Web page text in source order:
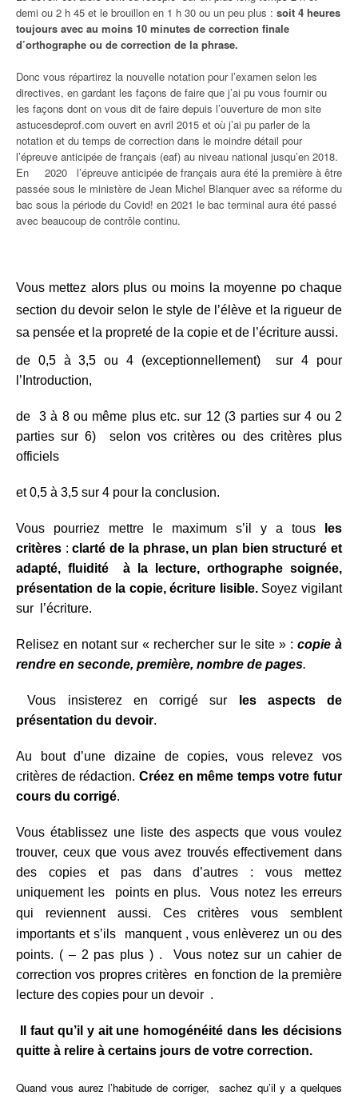
demi ou 2 h 45 et le brouillon en 1 h 30 ou un peu plus : soit 4 heures
toujours avec au moins 10 minutes de correction finale
d’orthographe ou de correction de la phrase.
Donc vous répartirez la nouvelle notation pour l’examen selon les
directives, en gardant les façons de faire que j’ai pu vous fournir ou
les façons dont on vous dit de faire depuis l’ouverture de mon site
astucesdeprof.com ouvert en avril 2015 et où j’ai pu parler de la
notation et du temps de correction dans le moindre détail pour
l’épreuve anticipée de français (eaf) au niveau national jusqu’en 2018.
En 2020 l’épreuve anticipée de français aura été la première à être
passée sous le ministère de Jean Michel Blanquer avec sa réforme du
bac sous la période du Covid! en 2021 le bac terminal aura été passé
avec beaucoup de contrôle continu.
Vous mettez alors plus ou moins la moyenne po chaque
section du devoir selon le style de l’élève et la rigueur de
sa pensée et la propreté de la copie et de l’écriture aussi.
de 0,5 à 3,5 ou 4 (exceptionnellement) sur 4 pour
l’Introduction,
de 3 à 8 ou même plus etc. sur 12 (3 parties sur 4 ou 2
parties sur 6) selon vos critères ou des critères plus
officiels
et 0,5 à 3,5 sur 4 pour la conclusion.
Vous pourriez mettre le maximum s’il y a tous les
critères :clarté de la phrase, un plan bien structuré et
adapté, fluidité à la lecture, orthographe soignée,
présentation de la copie, écriture lisible. Soyez vigilant
sur l’écriture.
Relisez en notant sur « rechercher sur le site » : copie à
rendre en seconde, première, nombre de pages.
Vous insisterez en corrigé sur
les aspects de
présentation du devoir.
Au bout d’une dizaine de copies, vous relevez vos
critères de rédaction. Créez en même temps votre futur
cours du corrigé.
Vous établissez une liste des aspects que vous voulez
trouver, ceux que vous avez trouvés effectivement dans
des copies et pas dans d’autres : vous mettez
uniquement les points en plus. Vous notez les erreurs
qui reviennent aussi. Ces critères vous semblent
importants et s’ils manquent , vous enlèverez un ou des
points. ( – 2 pas plus ) . Vous notez sur un cahier de
correction vos propres critères en fonction de la première
lecture des copies pour un devoir .
Il faut qu’il y ait une homogénéité dans les décisions
quitte à relire à certains jours de votre correction.
Quand vous aurez l’habitude de corriger, sachez qu’il y a quelques